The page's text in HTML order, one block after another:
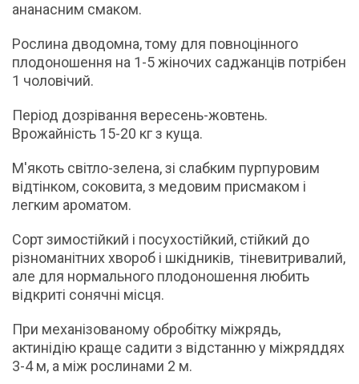
ананасним смаком.
Рослина дводомна, тому для повноцінного
плодоношення на 1-5 жіночих саджанців потрібен
1 чоловічий.
Період дозрівання вересень-жовтень.
Врожайність 15-20 кг з куща.
М'якоть світло-зелена, зі слабким пурпуровим
відтінком, соковита, з медовим присмаком і
легким ароматом.
Сорт зимостійкий і посухостійкий, стійкий до
різноманітних хвороб і шкідників, тіневитривалий,
але для нормального плодоношення любить
відкриті сонячні місця.
При механізованому обробітку міжрядь,
актинідію краще садити з відстанню у міжряддях
3-4 м, а між рослинами 2 м.